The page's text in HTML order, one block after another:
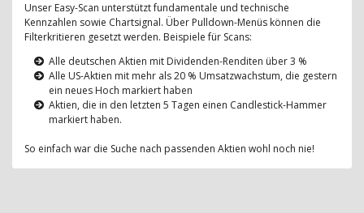
Unser Easy-Scan unterstützt fundamentale und technische
Kennzahlen sowie Chartsignal. Über Pulldown-Menüs können die
Filterkritieren gesetzt werden. Beispiele für Scans:
Alle deutschen Aktien mit Dividenden-Renditen über 3 %
Alle US-Aktien mit mehr als 20 % Umsatzwachstum, die gestern
ein neues Hoch markiert haben
Aktien, die in den letzten 5 Tagen einen Candlestick-Hammer
markiert haben.
So einfach war die Suche nach passenden Aktien wohl noch nie!